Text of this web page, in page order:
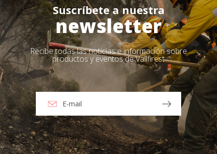
Suscríbete a nuestra
newsletter
Recibe todas las noticias e información sobre
productos y eventos de Vallfirest